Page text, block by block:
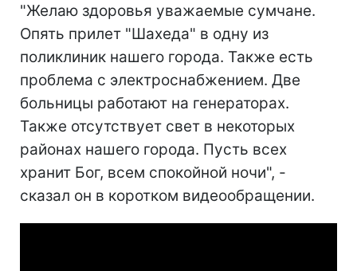
"Желаю здоровья уважаемые сумчане.
Опять прилет "Шахеда" в одну из
поликлиник нашего города. Также есть
проблема с электроснабжением. Две
больницы работают на генераторах.
Также отсутствует свет в некоторых
районах нашего города. Пусть всех
хранит Бог, всем спокойной ночи", -
сказал он в коротком видеообращении.